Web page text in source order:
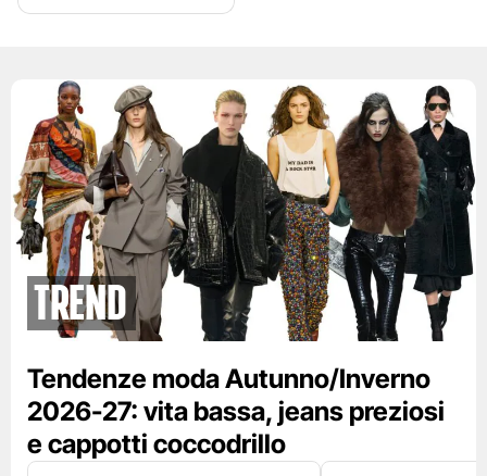
Trend
Tendenze moda Autunno/Inverno
2026-27: vita bassa, jeans preziosi
e cappotti coccodrillo